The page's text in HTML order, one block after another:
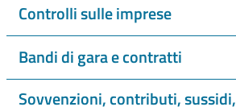
Controlli sulle imprese
Bandi di gara e contratti
Sovvenzioni, contributi, sussidi,